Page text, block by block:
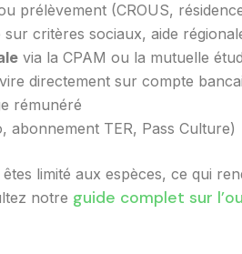
prélèvement (CROUS,
critères sociaux, aide
via la CPAM ou la mutuelle
directement sur compte
rémunéré
abonnement TER, Pass Culture)
limité aux espèces, ce qui
notre guide complet sur